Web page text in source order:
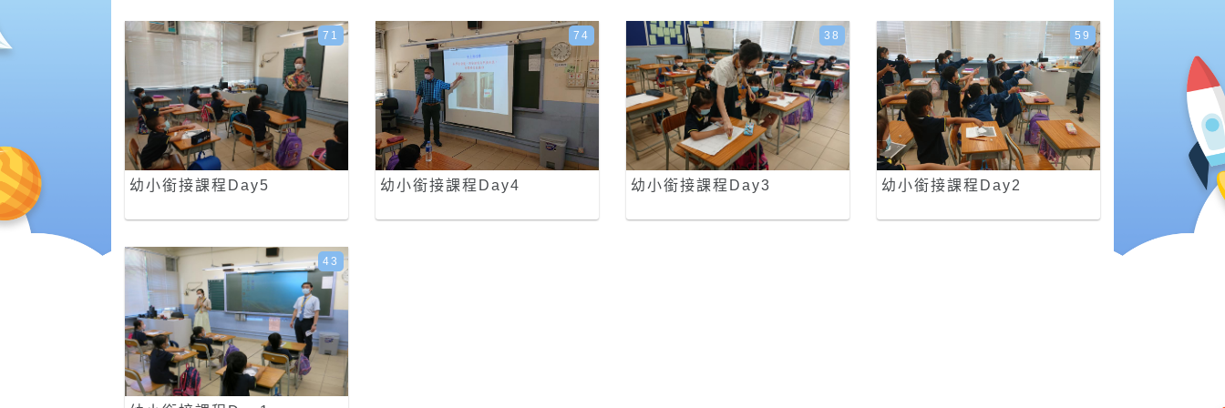
幼小銜接課程Day5
71
幼小銜接課程Day4
74
幼小銜接課程Day3
38
幼小銜接課程Day2
59
43